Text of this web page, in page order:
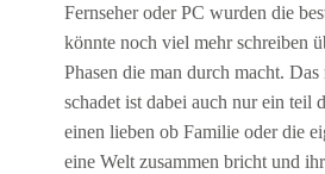
Fernseher oder PC wurden die
könnte noch viel mehr schreiben
Phasen die man durch macht. Das
schadet ist dabei auch nur ein teil
einen lieben ob Familie oder die
eine Welt zusammen bricht und